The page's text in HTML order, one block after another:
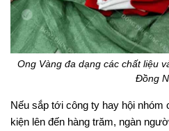
Ong Vàng đa dạng các chất liệu
Đồng
Nếu sắp tới công ty hay hội
kiện lên đến hàng trăm, ngàn